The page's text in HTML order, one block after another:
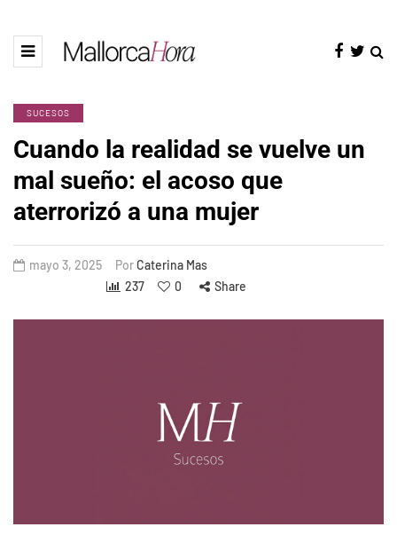
SUCESOS
Cuando la realidad se vuelve un
mal sueño: el acoso que
aterrorizó a una mujer
mayo 3, 2025 PorCaterina Mas
237
0 Share